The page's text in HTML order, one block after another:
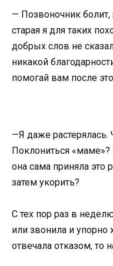
— Позвоночник болит,
старая я для таких
добрых слов не
никакой
помогай вам после
—Я даже
Поклониться
она сама приняла это
затем укорить?
С тех пор раз в
или звонила и упорно
отвечала отказом, то